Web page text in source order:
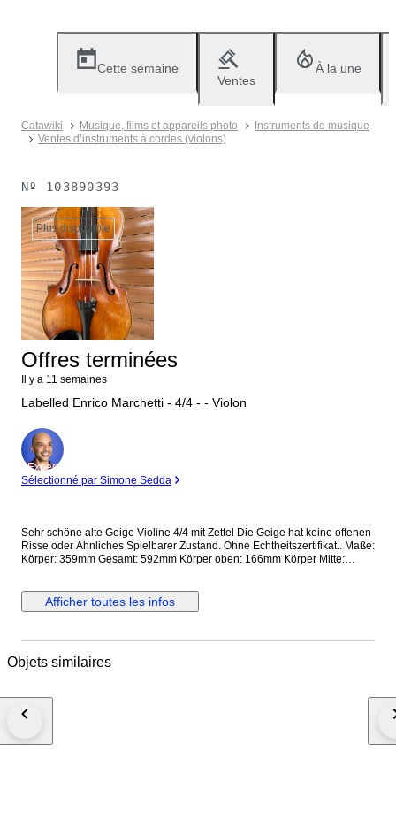
Cette semaine
Ventes
À la une
Catawiki Musique, films et appareils photo
Instruments de musique
Ventes d’instruments à cordes (violons)
Nº 103890393
Plus disponible
Offres terminées
Il y a 11 semaines
Labelled Enrico Marchetti - 4/4 - - Violon
Expert
Sélectionné par Simone Sedda
Sehr schöne alte Geige Violine 4/4 mit Zettel Die Geige hat keine offenen
Risse oder Ähnliches Spielbarer Zustand. Ohne Echtheitszertifikat.. Maße:
Körper: 359mm Gesamt: 592mm Körper oben: 166mm Körper Mitte:
weisen daher einen höheren Grad an dokumentierter Sicherheit
hinsichtlich Hersteller, Herkunft und Alter auf als Instrumente, die nur als
die wir keinerlei Garantie übernehmen.
Afficher toutes les infos
Objets similaires